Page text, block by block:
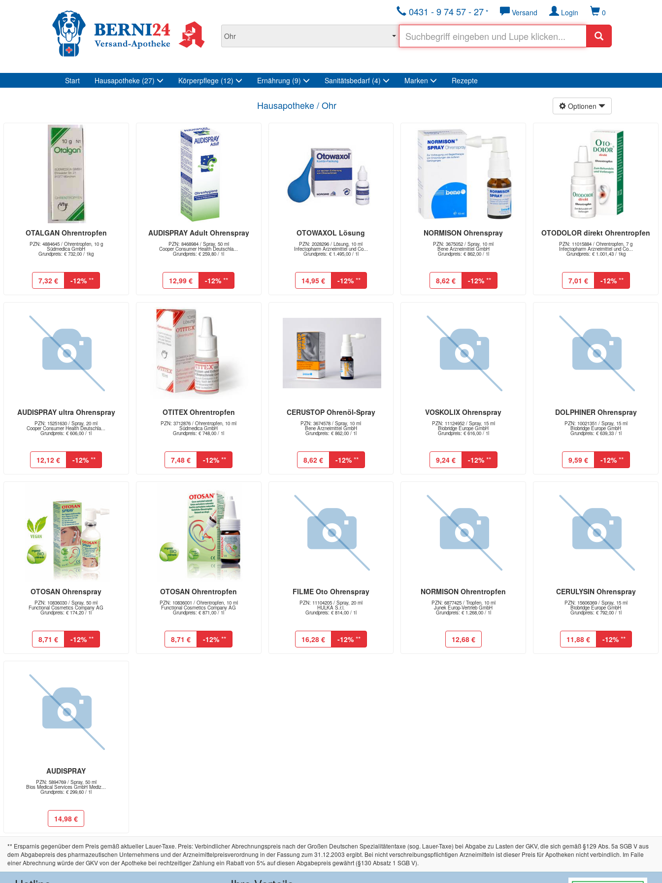
0
Login
Versand
0431 - 9 74 57 - 27 *
Start Hausapotheke (27) Körperpflege (12) Ernährung (9) Sanitätsbedarf (4) Marken Rezepte
Optionen
Hausapotheke / Ohr
OTALGAN Ohrentropfen
PZN: 4884645 / Ohrentropfen, 10 g
Südmedica GmbH
Grundpreis: € 732,00 / 1kg
7,32 € -12% **
AUDISPRAY Adult Ohrenspray
PZN: 8468984 / Spray, 50 ml
Cooper Consumer Health Deutschla...
Grundpreis: € 259,80 / 1l
12,99 € -12% **
OTOWAXOL Lösung
PZN: 2028296 / Lösung, 10 ml
Infectopharm Arzneimittel und Co...
Grundpreis: € 1.495,00 / 1l
14,95 € -12%**
NORMISON Ohrenspray
PZN: 3675052 / Spray, 10 ml
Bene Arzneimittel GmbH
Grundpreis: € 862,00 / 1l
8,62 € -12%**
OTODOLOR direkt Ohrentropfen
PZN: 11015884 / Ohrentropfen, 7 g
Infectopharm Arzneimittel und Co...
Grundpreis: € 1.001,43 / 1kg
7,01 € -12%**
AUDISPRAY ultra Ohrenspray
PZN: 15251630 / Spray, 20 ml
Cooper Consumer Health Deutschla...
Grundpreis: € 606,00 / 1l
12,12 € -12% **
OTITEX Ohrentropfen
PZN: 3712876 / Ohrentropfen, 10 ml
Südmedica GmbH
Grundpreis: € 748,00 / 1l
7,48 € -12% **
CERUSTOP Ohrenöl-Spray
PZN: 3674578 / Spray, 10 ml
Bene Arzneimittel GmbH
Grundpreis: € 862,00 / 1l
8,62 € -12%**
VOSKOLIX Ohrenspray
PZN: 11124952 / Spray, 15 ml
Biobridge Europe GmbH
Grundpreis: € 616,00 / 1l
9,24 € -12%**
DOLPHINER Ohrenspray
PZN: 10021351 / Spray, 15 ml
Biobridge Europe GmbH
Grundpreis: € 639,33 / 1l
9,59 € -12%**
OTOSAN Ohrenspray
PZN: 10836030 / Spray, 50 ml
Functional Cosmetics Company AG
Grundpreis: € 174,20 / 1l
8,71 € -12% **
OTOSAN Ohrentropfen
PZN: 10836001 / Ohrentropfen, 10 ml
Functional Cosmetics Company AG
Grundpreis: € 871,00 / 1l
8,71 € -12% **
FILME Oto Ohrenspray
PZN: 11104205 / Spray, 20 ml
HULKA S.r.l.
Grundpreis: € 814,00 / 1l
16,28 € -12%**
NORMISON Ohrentropfen
PZN: 6877425 / Tropfen, 10 ml
Junek Europ-Vertrieb GmbH
Grundpreis: € 1.268,00 / 1l
12,68 €
CERULYSIN Ohrenspray
PZN: 15606369 / Spray, 15 ml
Biobridge Europe GmbH
Grundpreis: € 792,00 / 1l
11,88 € -12%**
AUDISPRAY
PZN: 5894769 / Spray, 50 ml
Bios Medical Services GmbH Mediz...
Grundpreis: € 299,60 / 1l
14,98 €
** Ersparnis gegenüber dem Preis gemäß aktueller Lauer-Taxe. Preis: Verbindlicher Abrechnungspreis nach der Großen Deutschen Spezialitätentaxe (sog. Lauer-Taxe) bei Abgabe zu Lasten der GKV, die sich gemäß §129 Abs. 5a SGB V aus
dem Abgabepreis des pharmazeutischen Unternehmens und der Arzneimittelpreisverordnung in der Fassung zum 31.12.2003 ergibt. Bei nicht verschreibungspflichtigen Arzneimitteln ist dieser Preis für Apotheken nicht verbindlich. Im Falle
einer Abrechnung würde der GKV von der Apotheke bei rechtzeitiger Zahlung ein Rabatt von 5% auf diesen Abgabepreis gewährt (§130 Absatz 1 SGB V).